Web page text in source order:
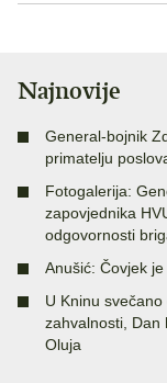
Najnovije
General-bojnik
primatelju
Fotogalerija:
zapovjednika
odgovornosti
Anušić: Čovjek
U Kninu
zahvalnosti, Dan
Oluja